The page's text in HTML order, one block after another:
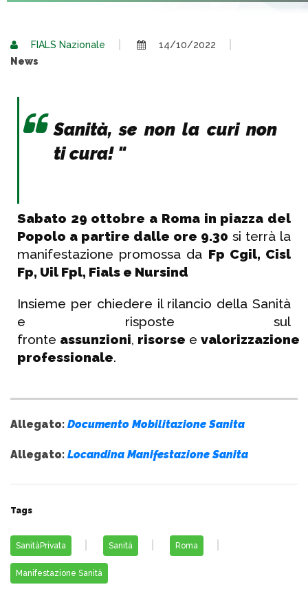
FIALS Nazionale
14/10/2022
News
Sanità, se non la curi non
ti cura! "
Sabato 29 ottobre a Roma in piazza del
Popolo a partire dalle ore 9.30 si terrà la
manifestazione promossa da Fp Cgil, Cisl
Fp, Uil Fpl, Fials e Nursind
Insieme per chiedere il rilancio della Sanità
e risposte sul
fronte assunzioni, risorse e valorizzazione
professionale.
Allegato: Documento Mobilitazione Sanita
Allegato: Locandina Manifestazione Sanita
Tags
SanitàPrivata Sanità Roma
Manifestazione Sanità